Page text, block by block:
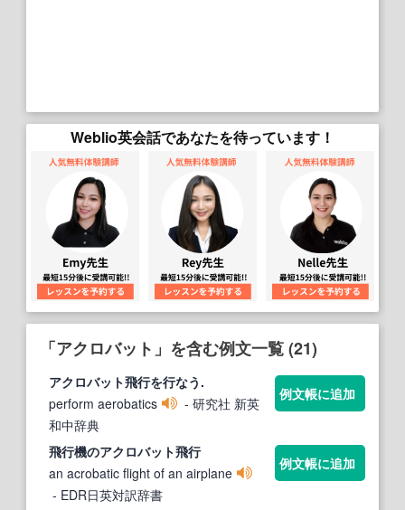
Weblio英会話であなたを待っています！
「アクロバット」を含む例文一覧 (21)
アクロバット飛行を行なう.
perform aerobatics
- 研究社 新英
和中辞典
例文帳に追加
飛行機のアクロバット飛行
an acrobatic flight of an airplane
- EDR日英対訳辞書
例文帳に追加